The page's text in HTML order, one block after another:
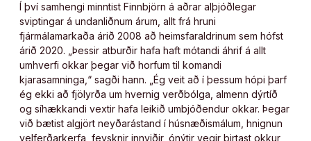
Í því samhengi minntist Finnbjörn á aðrar alþjóðlegar
sviptingar á undanliðnum árum, allt frá hruni
fjármálamarkaða árið 2008 að heimsfaraldrinum sem hófst
árið 2020. „Þessir atburðir hafa haft mótandi áhrif á allt
umhverfi okkar þegar við horfum til komandi
kjarasamninga,“ sagði hann. „Ég veit að í þessum hópi þarf
ég ekki að fjölyrða um hvernig verðbólga, almenn dýrtíð
og síhækkandi vextir hafa leikið umbjóðendur okkar. Þegar
við bætist algjört neyðarástand í húsnæðismálum, hnignun
velferðarkerfa, feysknir innviðir, ónýtir vegir birtast okkur